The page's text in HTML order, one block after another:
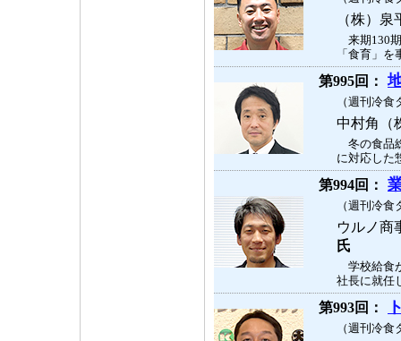
（株）
来期130
「食育」
第995回：
（週刊冷
中村角
冬の食品
に対応した
第994回：
（週刊冷
ウルノ
氏
学校給食
社長に就任
第993回：
（週刊冷